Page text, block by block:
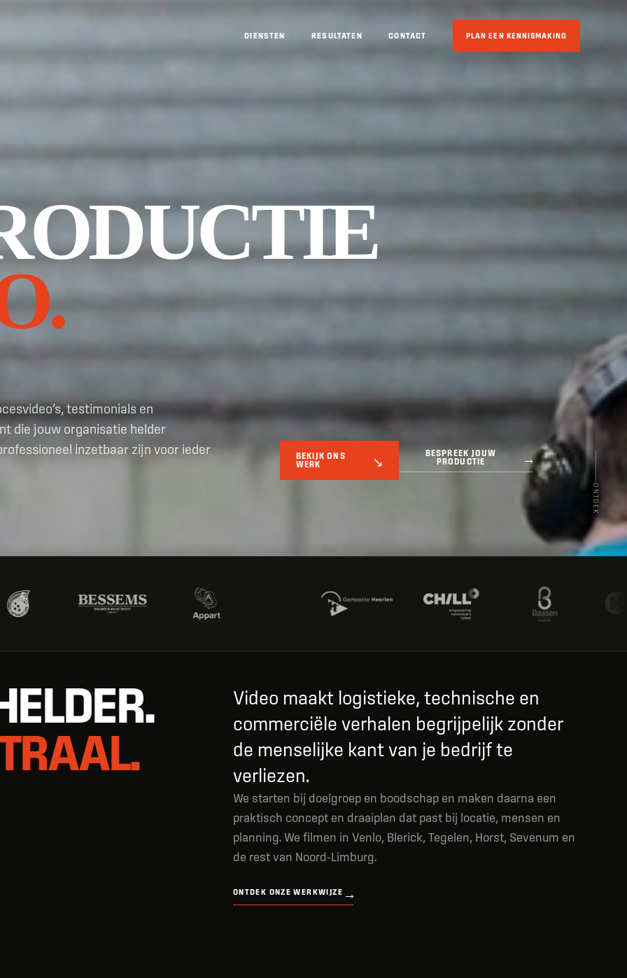
DIENSTEN RESULTATEN CONTACT PLAN EEN KENNISMAKING
testimonials en
die jouw organisatie helder
inzetbaar zijn voor ieder
BEKIJK ONS
WERK
BESPREEK JOUW
PRODUCTIE
ONTDEK
Video maakt logistieke, technische en
commerciële verhalen begrijpelijk zonder
de menselijke kant van je bedrijf te
verliezen.
We starten bij doelgroep en boodschap en maken daarna een
praktisch concept en draaiplan dat past bij locatie, mensen en
planning. We filmen in Venlo, Blerick, Tegelen, Horst, Sevenum en
de rest van Noord-Limburg.
ONTDEK ONZE WERKWIJZE